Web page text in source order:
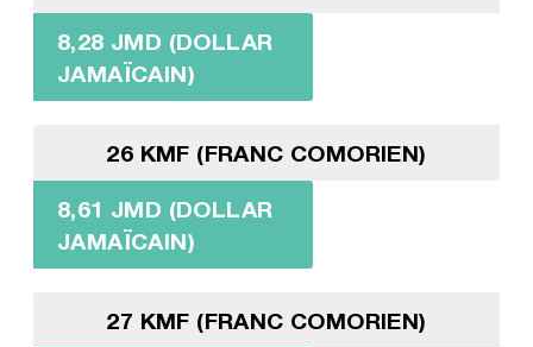
8,28 JMD (DOLLAR
JAMAÏCAIN)
26 KMF (FRANC COMORIEN)
8,61 JMD (DOLLAR
JAMAÏCAIN)
27 KMF (FRANC COMORIEN)